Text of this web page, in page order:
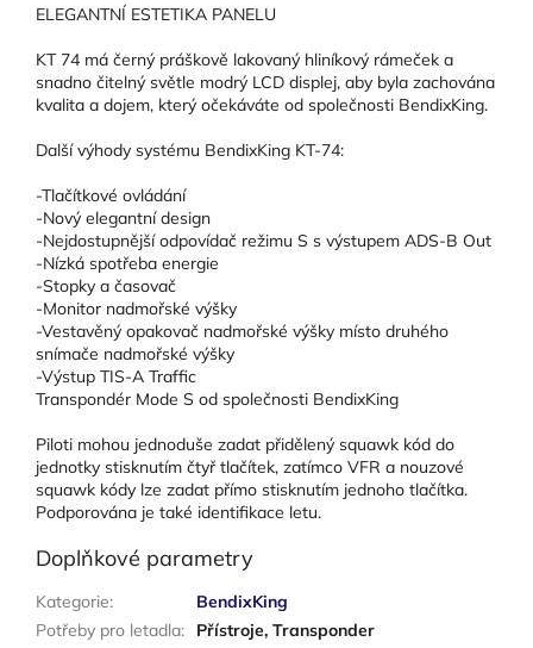
ELEGANTNÍ ESTETIKA PANELU
KT 74 má černý práškově lakovaný hliníkový rámeček a
snadno čitelný světle modrý LCD displej, aby byla zachována
kvalita a dojem, který očekáváte od společnosti BendixKing.
Další výhody systému BendixKing KT-74:
-Tlačítkové ovládání
-Nový elegantní design
-Nejdostupnější odpovídač režimu S s výstupem ADS-B Out
-Nízká spotřeba energie
-Stopky a časovač
-Monitor nadmořské výšky
-Vestavěný opakovač nadmořské výšky místo druhého
snímače nadmořské výšky
-Výstup TIS-A Traffic
Transpondér Mode S od společnosti BendixKing
Piloti mohou jednoduše zadat přidělený squawk kód do
jednotky stisknutím čtyř tlačítek, zatímco VFR a nouzové
squawk kódy lze zadat přímo stisknutím jednoho tlačítka.
Podporována je také identifikace letu.
Doplňkové parametry
Kategorie:
BendixKing
Potřeby pro letadla: Přístroje, Transponder